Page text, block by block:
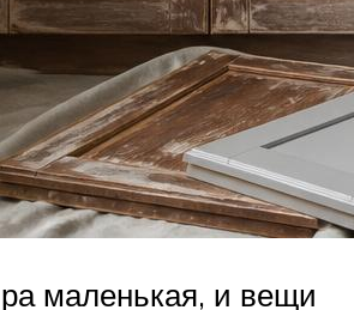
маленькая, и вещи